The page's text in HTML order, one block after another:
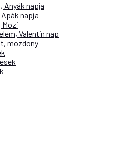
Anyák napja
Apák napja
Mozi
Valentin nap
mozdony